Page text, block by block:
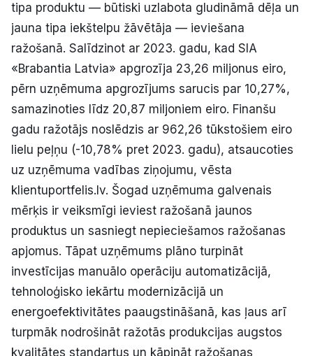
Kontakti
Ziņo redakcijai
Facebook Instagram YouTube
E-avīze Abonē
tipa produktu — būtiski uzlabota gludināmā dēļa un
jauna tipa iekštelpu žāvētāja — ieviešana
ražošanā. Salīdzinot ar 2023. gadu, kad SIA
«Brabantia Latvia» apgrozīja 23,26 miljonus eiro,
pērn uzņēmuma apgrozījums sarucis par 10,27%,
samazinoties līdz 20,87 miljoniem eiro. Finanšu
gadu ražotājs noslēdzis ar 962,26 tūkstošiem eiro
lielu peļņu (-10,78% pret 2023. gadu), atsaucoties
uz uzņēmuma vadības ziņojumu, vēsta
klientuportfelis.lv. Šogad uzņēmuma galvenais
mērķis ir veiksmīgi ieviest ražošanā jaunos
produktus un sasniegt nepieciešamos ražošanas
apjomus. Tāpat uzņēmums plāno turpināt
investīcijas manuālo operāciju automatizācijā,
tehnoloģisko iekārtu modernizācijā un
energoefektivitātes paaugstināšanā, kas ļaus arī
turpmāk nodrošināt ražotās produkcijas augstos
kvalitātes standartus un kāpināt ražošanas